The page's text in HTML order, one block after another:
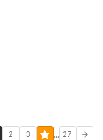
2 3 ... 27